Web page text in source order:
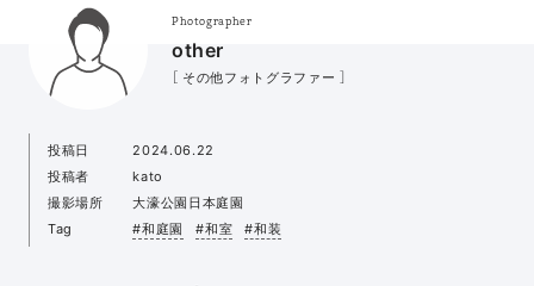
Photographer
other
［ その他フォトグラファー ］
投稿日
2024.06.22
投稿者
kato
撮影場所
大濠公園日本庭園
Tag
#和庭園 #和室 #和装